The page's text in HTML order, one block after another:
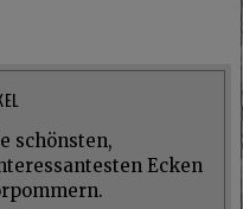
schönsten,
Ecken